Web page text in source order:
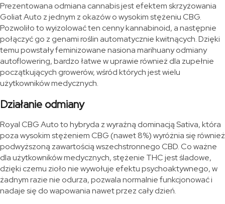
Prezentowana odmiana cannabis jest efektem skrzyżowania
Goliat Auto z jednym z okazów o wysokim stężeniu CBG.
Pozwoliło to wyizolować ten cenny kannabinoid, a następnie
połączyć go z genami roślin automatycznie kwitnących. Dzięki
temu powstały feminizowane nasiona marihuany odmiany
autoflowering, bardzo łatwe w uprawie również dla zupełnie
początkujących growerów, wśród których jest wielu
użytkowników medycznych.
Działanie odmiany
Royal CBG Auto to hybryda z wyraźną dominacją Sativa, która
poza wysokim stężeniem CBG (nawet 8%) wyróżnia się również
podwyższoną zawartością wszechstronnego CBD. Co ważne
dla użytkowników medycznych, stężenie THC jest śladowe,
dzięki czemu zioło nie wywołuje efektu psychoaktywnego, w
żadnym razie nie odurza, pozwala normalnie funkcjonować i
nadaje się do wapowania nawet przez cały dzień.